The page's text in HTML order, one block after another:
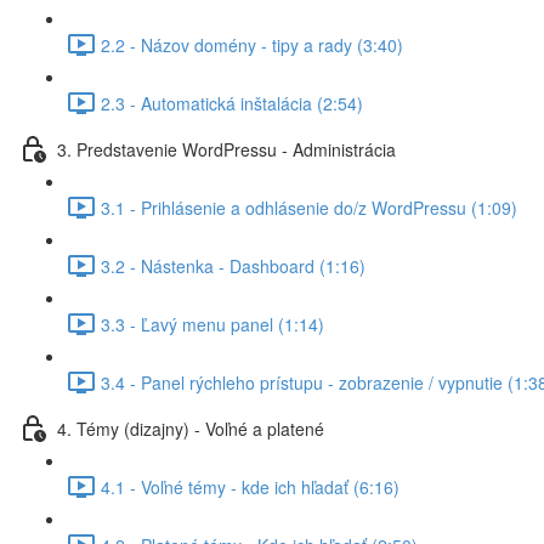
2.2 - Názov domény - tipy a rady (3:40)
2.3 - Automatická inštalácia (2:54)
3. Predstavenie WordPressu - Administrácia
3.1 - Prihlásenie a odhlásenie do/z WordPressu (1:09)
3.2 - Nástenka - Dashboard (1:16)
3.3 - Ľavý menu panel (1:14)
3.4 - Panel rýchleho prístupu - zobrazenie / vypnutie
4. Témy (dizajny) - Voľné a platené
4.1 - Voľné témy - kde ich hľadať (6:16)